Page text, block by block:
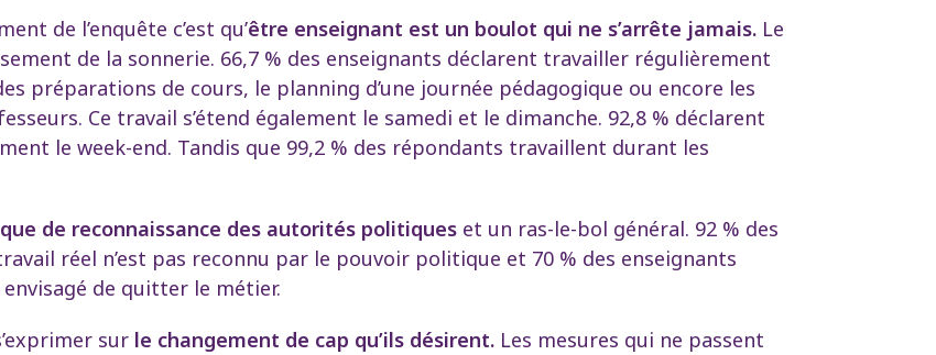
de l’enquête c’est qu’être enseignant est un boulot qui ne s’arrête jamais. Le
de la sonnerie. 66,7 % des enseignants déclarent travailler régulièrement
préparations de cours, le planning d’une journée pédagogique ou encore les
Ce travail s’étend également le samedi et le dimanche. 92,8 % déclarent
le week-end. Tandis que 99,2 % des répondants travaillent durant les
de reconnaissance des autorités politiques et un ras-le-bol général. 92 % des
réel n’est pas reconnu par le pouvoir politique et 70 % des enseignants
de quitter le métier.
sur le changement de cap qu’ils désirent. Les mesures qui ne passent